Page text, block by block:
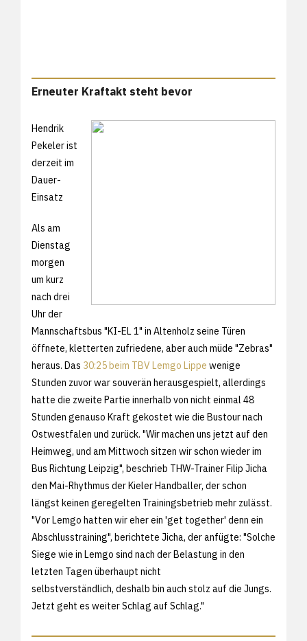
Erneuter Kraftakt steht bevor
Hendrik
Pekeler ist
derzeit im
Dauer-
Einsatz
Als am
Dienstag
morgen
um kurz
nach drei
Uhr der
Mannschaftsbus "KI-EL 1" in Altenholz seine Türen
öffnete, kletterten zufriedene, aber auch müde "Zebras"
heraus. Das 30:25 beim TBV Lemgo Lippe wenige
Stunden zuvor war souverän herausgespielt, allerdings
hatte die zweite Partie innerhalb von nicht einmal 48
Stunden genauso Kraft gekostet wie die Bustour nach
Ostwestfalen und zurück. "Wir machen uns jetzt auf den
Heimweg, und am Mittwoch sitzen wir schon wieder im
Bus Richtung Leipzig", beschrieb THW-Trainer Filip Jicha
den Mai-Rhythmus der Kieler Handballer, der schon
längst keinen geregelten Trainingsbetrieb mehr zulässt.
"Vor Lemgo hatten wir eher ein 'get together' denn ein
Abschlusstraining", berichtete Jicha, der anfügte: "Solche
Siege wie in Lemgo sind nach der Belastung in den
letzten Tagen überhaupt nicht
selbstverständlich, deshalb bin auch stolz auf die Jungs.
Jetzt geht es weiter Schlag auf Schlag."